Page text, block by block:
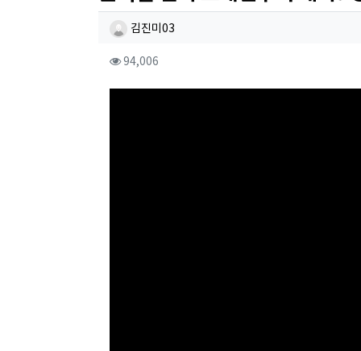
작성자 정보
김진미03
컨텐츠 정보
94,006